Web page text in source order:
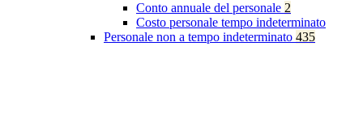
Conto annuale del personale 2
Costo personale tempo indeterminato
Personale non a tempo indeterminato 435